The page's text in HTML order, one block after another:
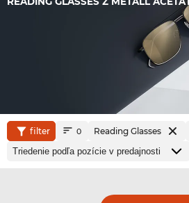
filter 0 Reading Glasses